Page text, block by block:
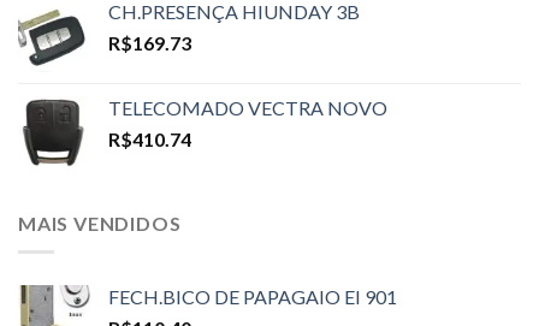
CH.PRESENÇA HIUNDAY 3B
R$169.73
TELECOMADO VECTRA NOVO
R$410.74
MAIS VENDIDOS
FECH.BICO DE PAPAGAIO EI 901